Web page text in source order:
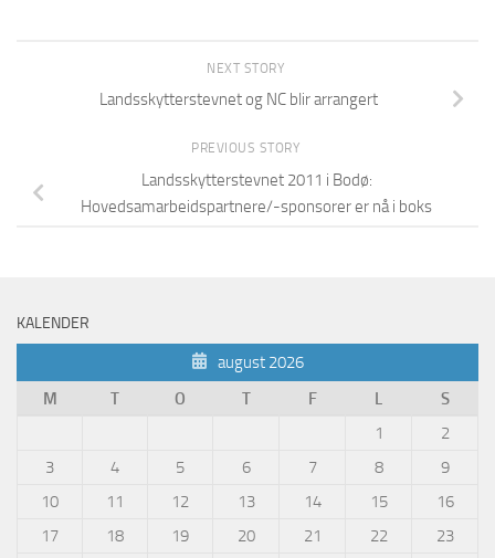
NEXT STORY
Landsskytterstevnet og NC blir arrangert
PREVIOUS STORY
Landsskytterstevnet 2011 i Bodø:
Hovedsamarbeidspartnere/-sponsorer er nå i boks
KALENDER
august 2026
M
T O T F L
S
1
2
3
4 5 6 7 8
9
10
11 12 13 14 15
16
17
18 19 20 21 22
23